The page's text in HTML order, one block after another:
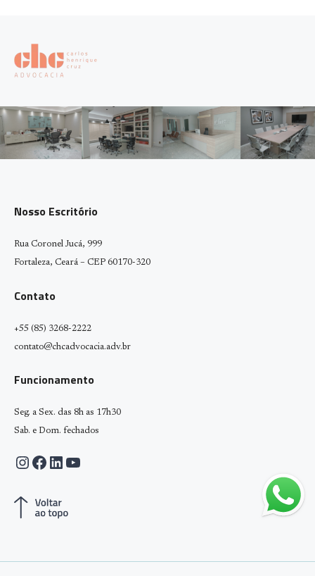
Nosso Escritório
Rua Coronel Jucá, 999
Fortaleza, Ceará – CEP 60170-320
Contato
+55 (85) 3268-2222
contato@chcadvocacia.adv.br
Funcionamento
Seg. a Sex. das 8h as 17h30
Sab. e Dom. fechados
Instagram
Facebook
LinkedIn
Youtube